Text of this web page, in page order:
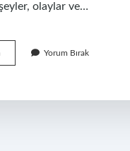
olaylar ve…
Ne
Yorum Bırak